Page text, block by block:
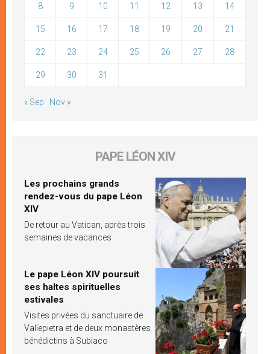
8 9 10 11 12 13 14
15 16 17 18 19 20 21
22 23 24 25 26 27 28
29 30 31
« Sep Nov »
PAPE LÉON XIV
Les prochains grands
rendez-vous du pape Léon
XIV
De retour au Vatican, après trois
semaines de vacances
Le pape Léon XIV poursuit
ses haltes spirituelles
estivales
Visites privées du sanctuaire de
Vallepietra et de deux monastères
bénédictins à Subiaco